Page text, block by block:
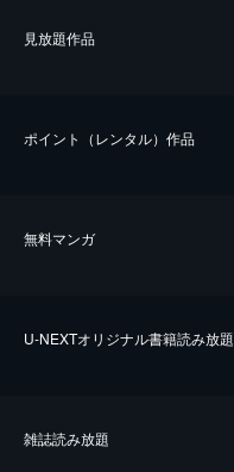
⾒放題作品
ポイント（レンタル）作品
無料マンガ
U-NEXTオリジナル書籍読み放題
雑誌読み放題